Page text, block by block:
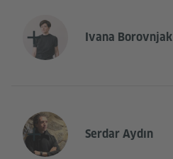
Ivana Borovnjak
Serdar Aydın